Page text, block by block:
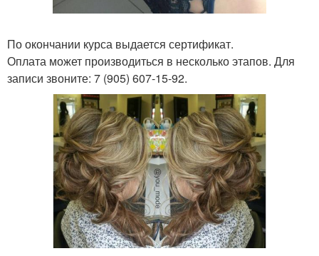
По окончании курса выдается сертификат.
Оплата может производиться в несколько этапов. Для
записи звоните: 7 (905) 607-15-92.